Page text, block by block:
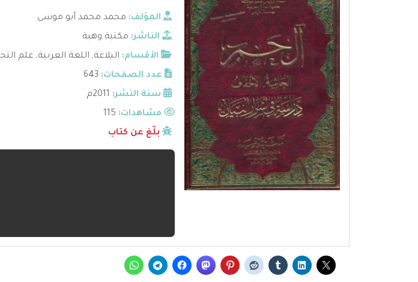
المؤلف: محمد محمد أبو موسى
الناشر: مكتبة وهبة
الأقسام: البلاغة, اللغة العربية, علم
عدد الصفحات: 643
سنة النشر: 2011م
مشاهدات:
بلّغ عن كتاب